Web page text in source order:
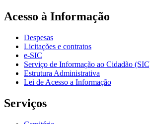
Acesso à Informação
Despesas
Licitações e contratos
e-SIC
Serviço de Informação ao Cidadão
Estrutura Administrativa
Lei de Acesso a Informação
Serviços